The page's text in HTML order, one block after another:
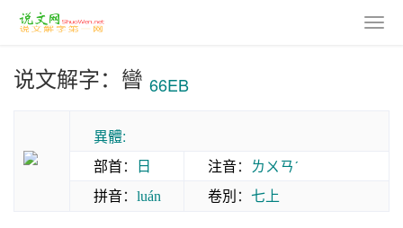
说文解字：曫 66EB
異體:
部首： 日 注音： ㄌㄨㄢˊ
拼音： luán 卷別： 七上